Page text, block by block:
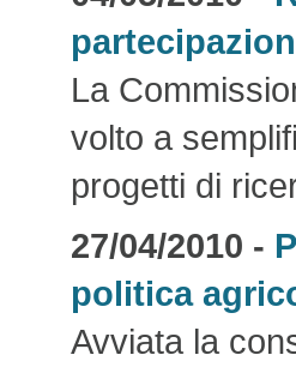
La
volto a
progetti di
27/04/2010 -
politica
Avviata la